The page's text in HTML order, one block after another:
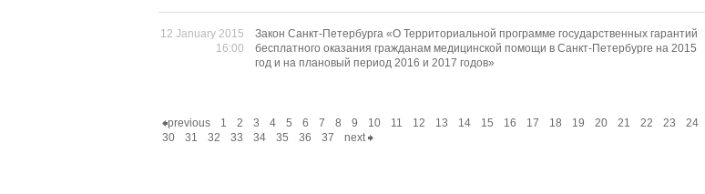
12 January 2015
16:00
Закон Санкт-Петербурга «О Территориальной программе государственных гарантий
бесплатного оказания гражданам медицинской помощи в Санкт-Петербурге на 2015
год и на плановый период 2016 и 2017 годов»
previous 1 2 3 4 5 6 7 8 9 10 11 12 13 14 15 16 17 18 19 20 21 22 23 24
30
31 32 33 34 35 36 37 next